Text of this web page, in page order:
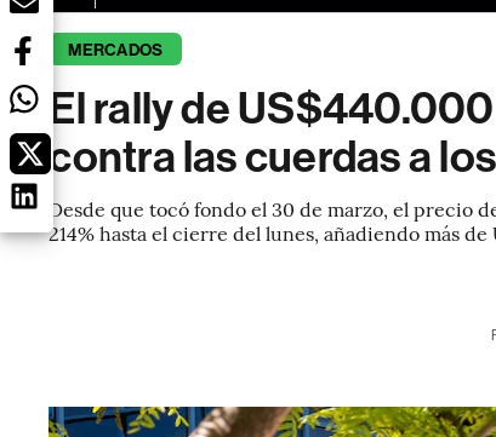
MERCADOS
El rally de
contra las cuerdas a
Desde que tocó fondo el 30 de marzo, el precio
214% hasta el cierre del lunes, añadiendo más